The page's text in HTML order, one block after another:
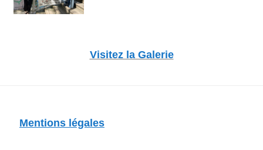
Visitez la Galerie
Mentions légales